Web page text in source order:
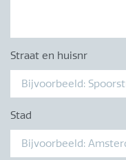
Straat en huisnr
Stad